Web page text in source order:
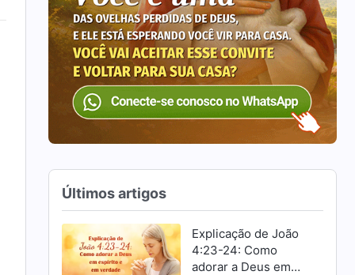
Últimos artigos
Explicação de João
4:23-24: Como
adorar a Deus em